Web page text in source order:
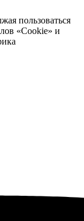
пользоваться
«Cookie» и